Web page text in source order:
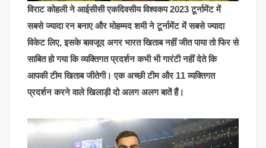
विराट कोहली ने आईसीसी एकदिवसीय विश्वकप 2023 टूर्नामेंट में
सबसे ज्यादा रन बनाए और मोहम्मद शमी ने टूर्नामेंट में सबसे ज्यादा
विकेट लिए, इसके बावजूद अगर भारत खिताब नहीं जीत पाया तो फिर से
साबित हो गया कि व्यक्तिगत प्रदर्शन कभी भी गारंटी नहीं देते कि
आपकी टीम खिताब जीतेगी। एक अच्छी टीम और 11 व्यक्तिगत
प्रदर्शन करने वाले खिलाड़ी दो अलग अलग बातें हैं।